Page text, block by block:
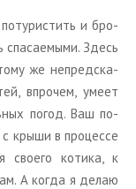
и бро­
спа­са­е­мы­ми. Здесь
же непред­ска­
впро­чем, умеет
погод. Ваш по­
крыши в про­цес­се
сво­е­го ко­ти­ка, к
А когда я делаю